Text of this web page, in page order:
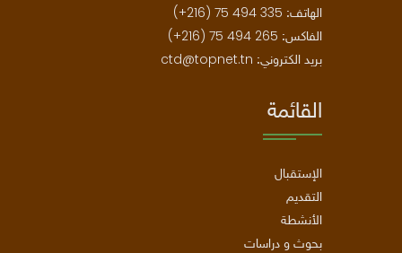
الهاتف: (+216) 75 494 335
الفاكس: (+216) 75 494 265
بريد الكتروني: ctd@topnet.tn
القائمة
الإستقبال
التقديم
الأنشطة
بحوث و دراسات